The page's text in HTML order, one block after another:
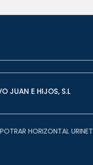
JUAN E HIJOS, S.L
HORIZONTAL URINET